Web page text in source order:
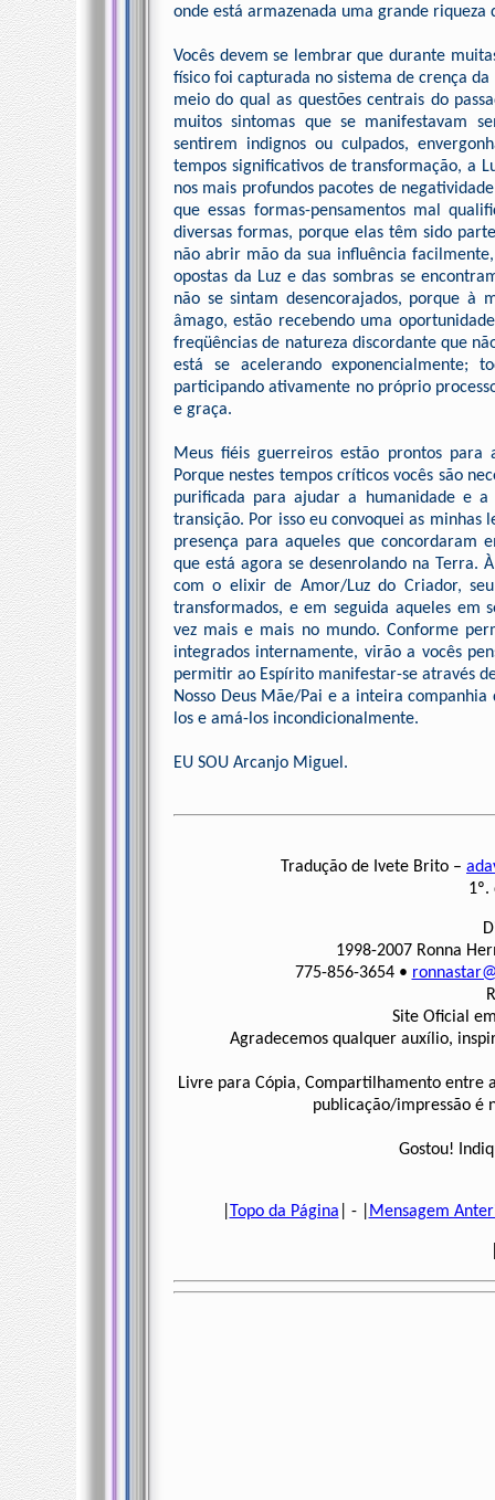
onde está armazenada uma grande
Vocês devem se lembrar que durante
físico foi capturada no sistema de crença
meio do qual as questões centrais do
muitos sintomas que se manifestavam
sentirem indignos ou culpados,
tempos significativos de transformação, a
nos mais profundos pacotes de
que essas formas-pensamentos mal
diversas formas, porque elas têm sido
não abrir mão da sua influência
opostas da Luz e das sombras se
não se sintam desencorajados, porque à
âmago, estão recebendo uma
freqüências de natureza discordante que
está se acelerando exponencialmente;
participando ativamente no próprio
e graça.
Meus fiéis guerreiros estão prontos
Porque nestes tempos críticos vocês são
purificada para ajudar a humanidade e
transição. Por isso eu convoquei as minhas
presença para aqueles que concordaram
que está agora se desenrolando na Terra.
com o elixir de Amor/Luz do Criador,
transformados, e em seguida aqueles em
vez mais e mais no mundo. Conforme
integrados internamente, virão a vocês
permitir ao Espírito manifestar-se através
Nosso Deus Mãe/Pai e a inteira
los e amá-los incondicionalmente.
EU SOU Arcanjo Miguel.
Tradução de Ivete Brito –
1º.
1998-2007 Ronna
775-856-3654 •
Site Oficial
Agradecemos qualquer auxílio,
Livre para Cópia, Compartilhamento entre
publicação/impressão é
Gostou!
Topo da Página | - | Mensagem